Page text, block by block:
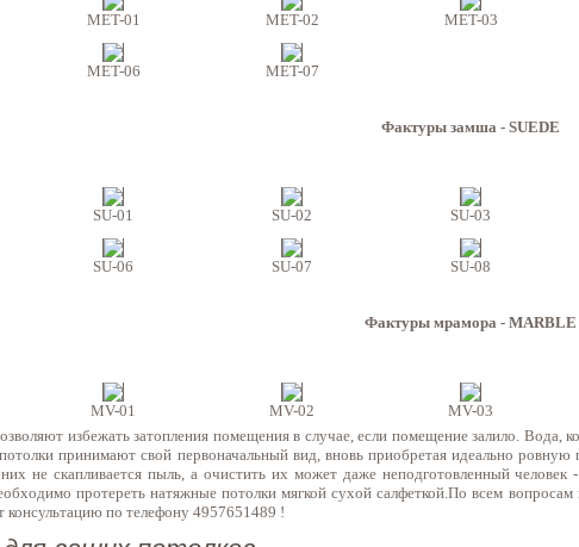
MET-01 MET-02 MET-03
MET-06 MET-07
Фактуры замша - SUEDE
SU-01 SU-02 SU-03
SU-06 SU-07 SU-08
Фактуры мрамора - MARBLE
MV-01 MV-02 MV-03
избежать затопления помещения в случае, если помещение залило. Вода,
принимают свой первоначальный вид, вновь приобретая идеально
не скапливается пыль, а очистить их может даже неподготовленный
протереть натяжные потолки мягкой сухой салфеткой.По всем
консультацию по телефону 4957651489 !